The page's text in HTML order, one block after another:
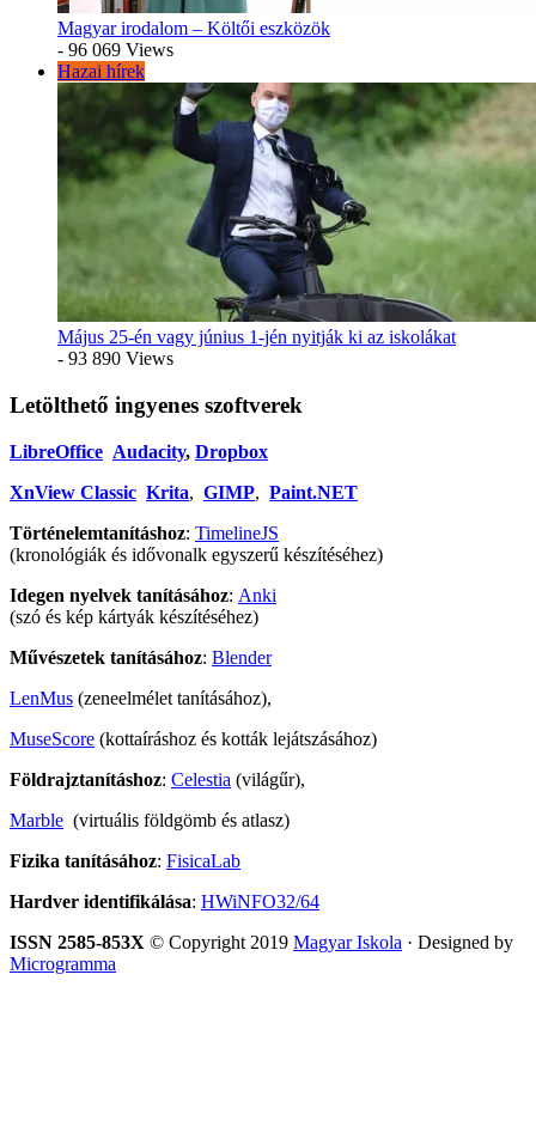
Magyar irodalom – Költői eszközök
- 96 069 Views
Hazai hírek
Május 25-én vagy június 1-jén nyitják ki az iskolákat
- 93 890 Views
Letölthető ingyenes szoftverek
LibreOffice Audacity, Dropbox
XnView Classic Krita, GIMP, Paint.NET
Történelemtanításhoz: TimelineJS
(kronológiák és idővonalk egyszerű készítéséhez)
Idegen nyelvek tanításához: Anki
(szó és kép kártyák készítéséhez)
Művészetek tanításához: Blender
LenMus (zeneelmélet tanításához),
MuseScore (kottaíráshoz és kották lejátszásához)
Földrajztanításhoz: Celestia (világűr),
Marble (virtuális földgömb és atlasz)
Fizika tanításához: FisicaLab
Hardver identifikálása: HWiNFO32/64
ISSN 2585-853X © Copyright 2019 Magyar Iskola · Designed by
Microgramma